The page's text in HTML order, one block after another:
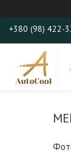
+380 (98) 422-